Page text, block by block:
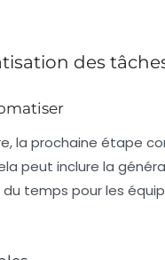
des
la prochaine étape
peut inclure la
du temps pour les